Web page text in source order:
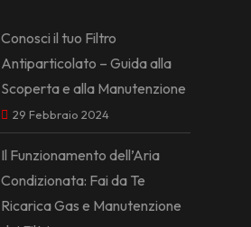
Conosci il tuo Filtro
Antiparticolato – Guida alla
Scoperta e alla Manutenzione
29 Febbraio 2024
Il Funzionamento dell’Aria
Condizionata: Fai da Te
Ricarica Gas e Manutenzione